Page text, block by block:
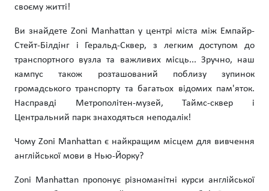
своєму житті!
Ви знайдете Zoni Manhattan у центрі міста між Емпайр-
Стейт-Білдінг і Геральд-Сквер, з легким доступом до
транспортного вузла та важливих місць... Зручно, наш
кампус також розташований поблизу зупинок
громадського транспорту та багатьох відомих пам'яток.
Насправді Метрополітен-музей, Таймс-сквер і
Центральний парк знаходяться неподалік!
Чому Zoni Manhattan є найкращим місцем для вивчення
англійської мови в Нью-Йорку?
Zoni Manhattan пропонує різноманітні курси англійської